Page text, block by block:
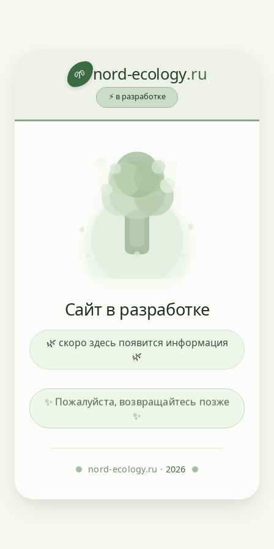
🌱 nord-ecology.ru
⚡ в разработке
Сайт в разработке
🌿 скоро здесь появится информация
🌿
✨ Пожалуйста, возвращайтесь позже
✨
nord-ecology.ru · 2026